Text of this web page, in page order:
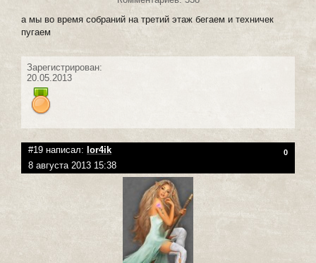
а мы во время собраний на третий этаж бегаем и техничек
пугаем
Зарегистрирован:
20.05.2013
#19 написал: lor4ik 0
8 августа 2013 15:38